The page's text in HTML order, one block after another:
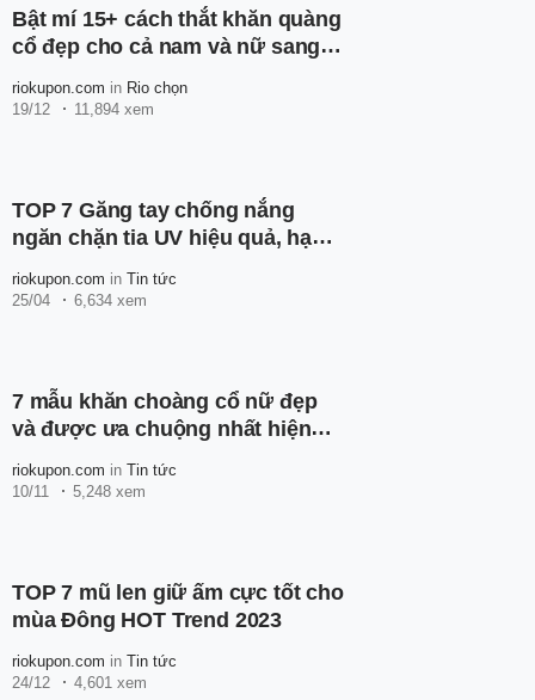
Bật mí 15+ cách thắt khăn quàng
cổ đẹp cho cả nam và nữ sang
riokupon.com in Rio chọn
19/12
11,894 xem
TOP 7 Găng tay chống nắng
ngăn chặn tia UV hiệu quả, hạn
riokupon.com in Tin tức
25/04
6,634 xem
7 mẫu khăn choàng cổ nữ đẹp
và được ưa chuộng nhất hiện
riokupon.com in Tin tức
10/11
5,248 xem
TOP 7 mũ len giữ ấm cực tốt cho
mùa Đông HOT Trend 2023
riokupon.com in Tin tức
24/12
4,601 xem